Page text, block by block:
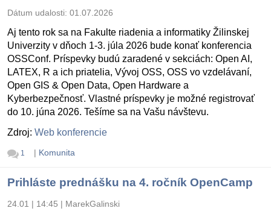
Dátum udalosti: 01.07.2026
Aj tento rok sa na Fakulte riadenia a informatiky Žilinskej
Univerzity v dňoch 1-3. júla 2026 bude konať konferencia
OSSConf. Príspevky budú zaradené v sekciách: Open AI,
LATEX, R a ich priatelia, Vývoj OSS, OSS vo vzdelávaní,
Open GIS & Open Data, Open Hardware a
Kyberbezpečnosť. Vlastné príspevky je možné registrovať
do 10. júna 2026. Tešíme sa na Vašu návštevu.
Zdroj: Web konferencie
1 | Komunita
Prihláste prednášku na 4. ročník OpenCamp
24.01 | 14:45 | MarekGalinski